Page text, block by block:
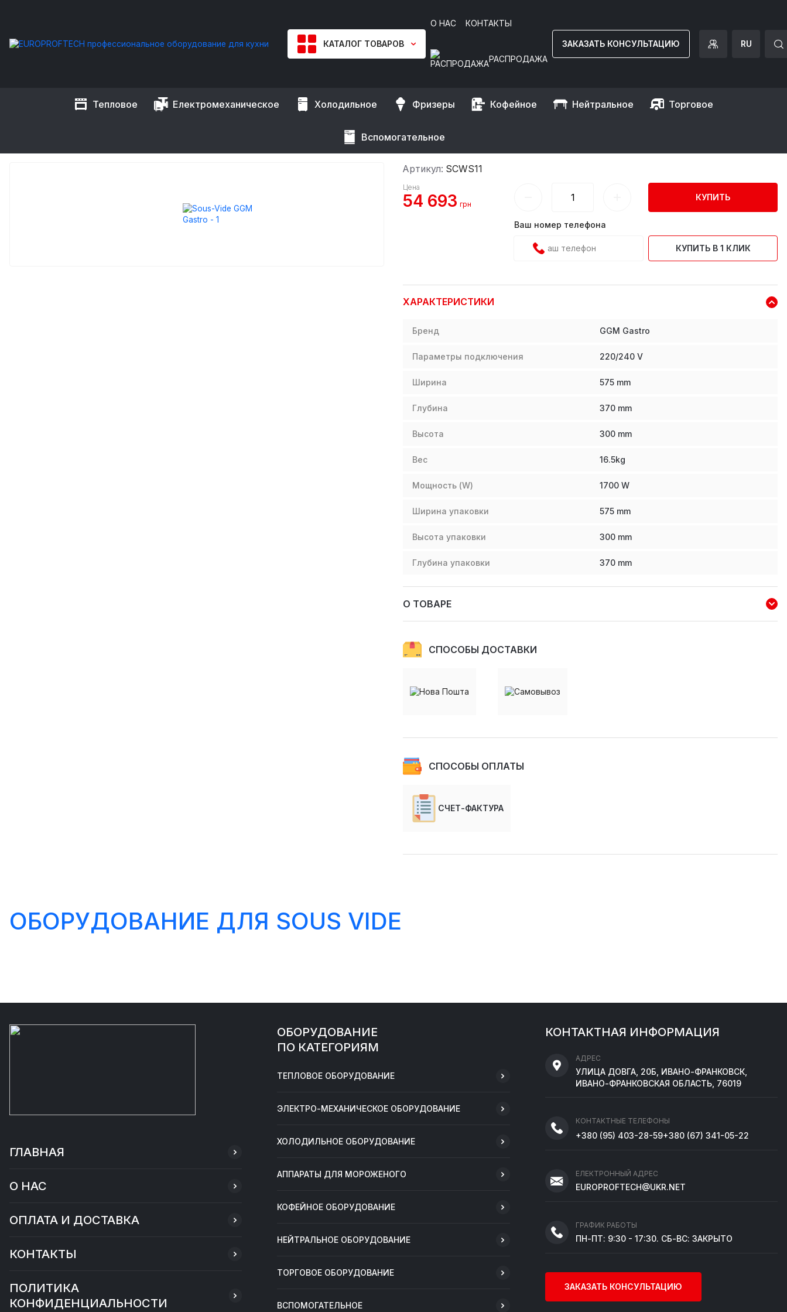
КАТАЛОГ ТОВАРОВ
О НАС КОНТАКТЫ
РАСПРОДАЖА
ЗАКАЗАТЬ КОНСУЛЬТАЦИЮ RU
Тепловое Електромеханическое Холодильное Фризеры Кофейное Нейтральное Торговое
Вспомогательное
EUROPROFTECH Тепловое оборудование Оборудование для SOUS VIDE Sous-Vide GGM Gastro
Артикул: SCWS11
Цена
54 693 грн
КУПИТЬ
Ваш номер телефона
КУПИТЬ В 1 КЛИК
ХАРАКТЕРИСТИКИ
Бренд GGM Gastro
Параметры подключения 220/240 V
Ширина 575 mm
Глубина 370 mm
Высота 300 mm
Вес 16.5kg
Мощность (W) 1700 W
Ширина упаковки 575 mm
Высота упаковки 300 mm
Глубина упаковки 370 mm
О ТОВАРЕ
СПОСОБЫ ДОСТАВКИ
СПОСОБЫ ОПЛАТЫ
СЧЕТ-ФАКТУРА
ОБОРУДОВАНИЕ ДЛЯ SOUS VIDE
ГЛАВНАЯ
О НАС
ОПЛАТА И ДОСТАВКА
КОНТАКТЫ
ПОЛИТИКА
КОНФИДЕНЦИАЛЬНОСТИ
ОБОРУДОВАНИЕ
ПО КАТЕГОРИЯМ
ТЕПЛОВОЕ ОБОРУДОВАНИЕ
ЭЛЕКТРО-МЕХАНИЧЕСКОЕ ОБОРУДОВАНИЕ
ХОЛОДИЛЬНОЕ ОБОРУДОВАНИЕ
АППАРАТЫ ДЛЯ МОРОЖЕНОГО
КОФЕЙНОЕ ОБОРУДОВАНИЕ
НЕЙТРАЛЬНОЕ ОБОРУДОВАНИЕ
ТОРГОВОЕ ОБОРУДОВАНИЕ
ВСПОМОГАТЕЛЬНОЕ
КОНТАКТНАЯ ИНФОРМАЦИЯ
АДРЕС
УЛИЦА ДОВГА, 20Б, ИВАНО-ФРАНКОВСК,
ИВАНО-ФРАНКОВСКАЯ ОБЛАСТЬ, 76019
КОНТАКТНЫЕ ТЕЛЕФОНЫ
+380 (95) 403-28-59+380 (67) 341-05-22
ЕЛЕКТРОННЫЙ АДРЕС
EUROPROFTECH@UKR.NET
ГРАФИК РАБОТЫ
ПН-ПТ: 9:30 - 17:30. СБ-ВС: ЗАКРЫТО
ЗАКАЗАТЬ КОНСУЛЬТАЦИЮ